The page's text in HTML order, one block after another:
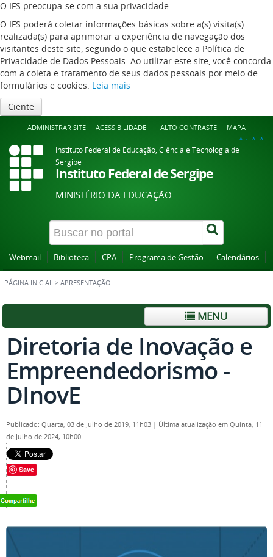
O IFS preocupa-se com a sua privacidade
O IFS poderá coletar informações básicas sobre a(s) visita(s)
realizada(s) para aprimorar a experiência de navegação dos
visitantes deste site, segundo o que estabelece a Política de
Privacidade de Dados Pessoais. Ao utilizar este site, você concorda
com a coleta e tratamento de seus dados pessoais por meio de
formulários e cookies. Leia mais
Ciente
ADMINISTRAR SITE ACESSIBILIDADE - ALTO CONTRASTE MAPA
A+ A A-
Instituto Federal de Educação, Ciência e Tecnologia de
Sergipe
Instituto Federal de Sergipe
MINISTÉRIO DA EDUCAÇÃO
Webmail Biblioteca CPA Programa de Gestão Calendários
PÁGINA INICIAL > APRESENTAÇÃO
MENU
Diretoria de Inovação e
Empreendedorismo -
DInovE
Publicado: Quarta, 03 de Julho de 2019, 11h03 | Última atualização em Quinta, 11
de Julho de 2024, 10h00
Save